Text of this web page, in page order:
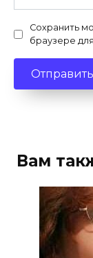
Сохранить
браузере
Вам